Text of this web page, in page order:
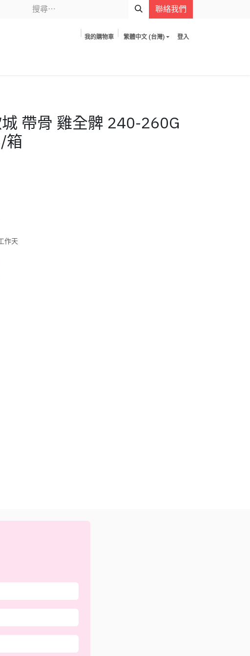
聯絡我們
我的購物車 繁體中文 (台灣) 登入
帶骨 雞全髀 240-260G
箱
作天